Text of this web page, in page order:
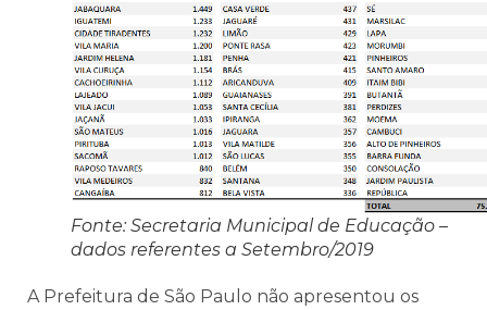
Fonte: Secretaria Municipal de Educação –
dados referentes a Setembro/2019
A Prefeitura de São Paulo não apresentou os